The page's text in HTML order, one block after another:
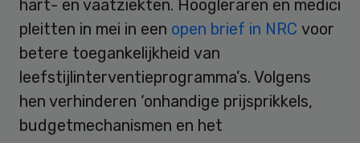
hart- en vaatziekten. Hoogleraren en medici
pleitten in mei in een open brief in NRC voor
betere toegankelijkheid van
leefstijlinterventieprogramma’s. Volgens
hen verhinderen ‘onhandige prijsprikkels,
budgetmechanismen en het